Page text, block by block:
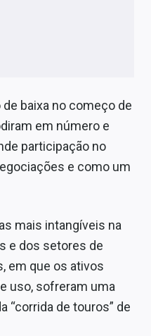
baixa no começo de
em número e
participação no
e como um
mais intangíveis na
e dos setores de
em que os ativos
uso, sofreram uma
“corrida de touros” de